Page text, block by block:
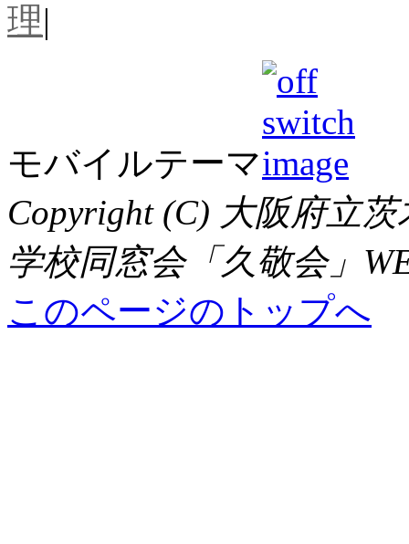
理|
モバイルテーマ
Copyright (C) 大阪府立
学校同窓会「久敬会」
このページのトップへ